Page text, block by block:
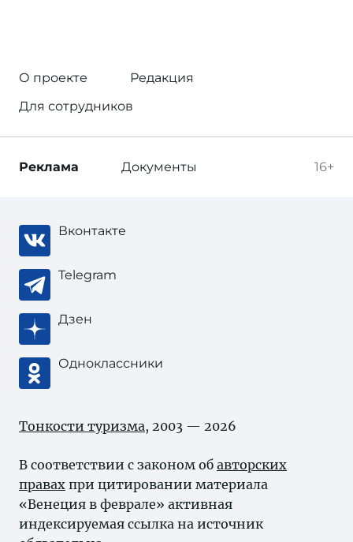
О проекте
Редакция
Для сотрудников
16+
Реклама Документы
Вконтакте
Telegram
Дзен
Одноклассники
Тонкости туризма, 2003 — 2026
В соответствии с законом об авторских
правах при цитировании материала
«Венеция в феврале» активная
индексируемая ссылка на источник